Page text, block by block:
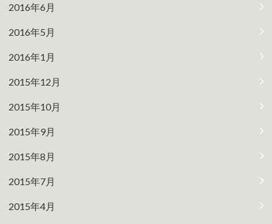
2016年6月
2016年5月
2016年1月
2015年12月
2015年10月
2015年9月
2015年8月
2015年7月
2015年4月